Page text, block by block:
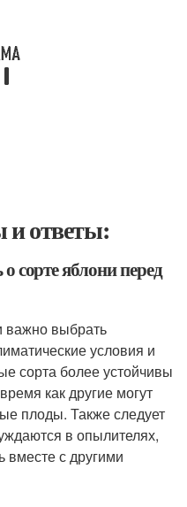
и ответы:
сорте яблони перед
важно выбрать
условия и
сорта более устойчивы
как другие могут
плоды. Также следует
в опылителях,
вместе с другими